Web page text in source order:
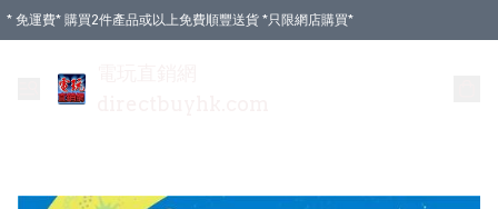
* 免運費* 購買2件產品或以上免費順豐送貨 *只限網店購買*